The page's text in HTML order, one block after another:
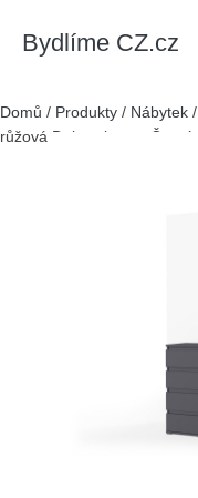
Bydlíme CZ.cz
Domů / Produkty / Nábytek /
růžová Dub artisan + Černá